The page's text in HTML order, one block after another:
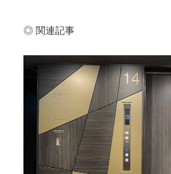
◎ 関連記事